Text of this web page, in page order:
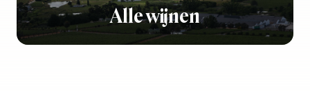
Alle wijnen